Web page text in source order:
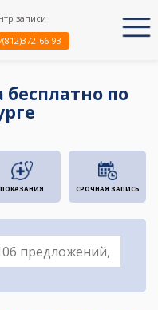
записи
66-93
по
ПОКАЗАНИЯ СРОЧНАЯ ЗАПИСЬ